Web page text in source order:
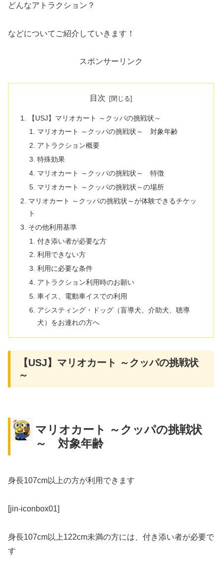
どんなアトラクション？
などについてご紹介していきます！
スポンサーリンク
目次
【USJ】マリオカート ～クッパの挑戦状～
マリオカート ～クッパの挑戦状～ 対象年齢
アトラクション概要
特殊効果
マリオカート ～クッパの挑戦状～ 特徴
マリオカート ～クッパの挑戦状～の場所
マリオカート ～クッパの挑戦状～が体験できるチケッ
ト
その他利用基準
付き添い者が必要な方
利用できない方
利用に必要な条件
アトラクション利用時のお願い
車イス、電動車イスでの利用
アシスティング・ドッグ（盲導犬、介助犬、聴導
犬）をお連れの方へ
【USJ】マリオカート ～クッパの挑戦状
～
マリオカート ～クッパの挑戦状
～ 対象年齢
身長107cm以上の方が利用できます
[jin-iconbox01]
身長107cm以上122cm未満の方には、付き添い者が必要で
す